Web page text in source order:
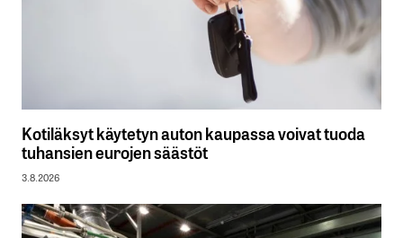
Kotiläksyt käytetyn auton kaupassa voivat tuoda
tuhansien eurojen säästöt
3.8.2026